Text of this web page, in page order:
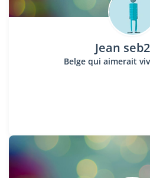
Jean
Belge qui aimerait